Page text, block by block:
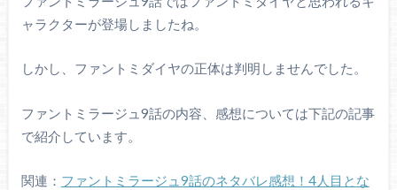
ャラクターが登場しましたね。
しかし、ファントミダイヤの正体は判明しませんでした。
ファントミラージュ9話の内容、感想については下記の記事
で紹介しています。
関連： ファントミラージュ9話のネタバレ感想！4人目とな